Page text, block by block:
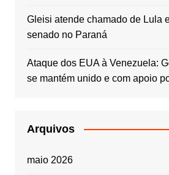
Gleisi atende chamado de Lula
senado no Paraná
Ataque dos EUA à Venezuela:
se mantém unido e com apoio
Arquivos
maio 2026